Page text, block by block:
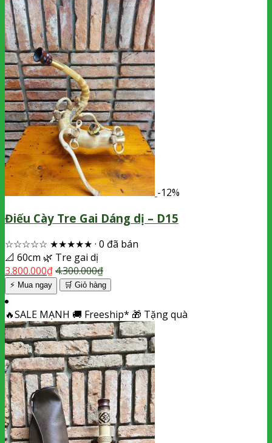
-12%
Điếu Cày Tre Gai Dáng dị – D15
☆☆☆☆☆ ★★★★★ · 0 đã bán
📐 60cm 🌿 Tre gai dị
3.800.000₫4.300.000₫
⚡ Mua ngay 🛒 Giỏ hàng
🔥SALE MẠNH 🚚 Freeship* 🎁 Tặng quà